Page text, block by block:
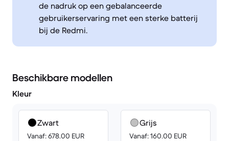
de nadruk op een gebalanceerde
gebruikerservaring met een sterke batterij
bij de Redmi.
Beschikbare modellen
Kleur
Zwart
Vanaf: 678.00 EUR
Grijs
Vanaf: 160.00 EUR